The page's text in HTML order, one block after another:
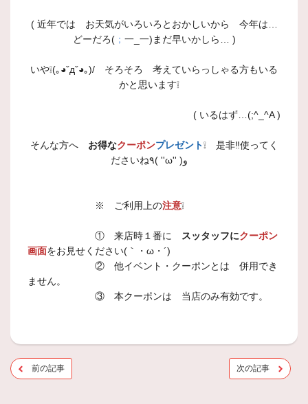
( 近年では お天気がいろいろとおかしいから 今年は…
どーだろ(； 一_一)まだ早いかしら… )
いや❕(｡◕ˇдˇ​◕｡)/ そろそろ 考えていらっしゃる方もいる
かと思います❕
( いるはず…(;^_^A )
そんな方へ お得なクーポンプレゼント❕ 是非‼使ってく
※ ご利用上の注意❕
① 来店時１番に スッタッフにクーポン
画面をお見せください(｀・ω・´)ゞ
② 他イベント・クーポンとは 併用でき
ません。
③ 本クーポンは 当店のみ有効です。
前の記事 次の記事